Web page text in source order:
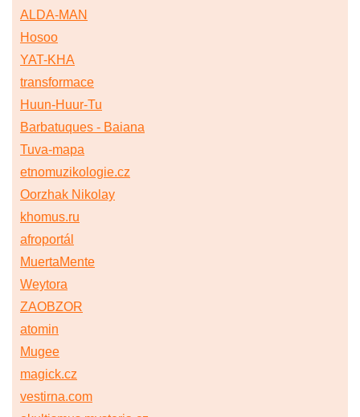
ALDA-MAN
Hosoo
YAT-KHA
transformace
Huun-Huur-Tu
Barbatuques - Baiana
Tuva-mapa
etnomuzikologie.cz
Oorzhak Nikolay
khomus.ru
afroportál
MuertaMente
Weytora
ZAOBZOR
atomin
Mugee
magick.cz
vestirna.com